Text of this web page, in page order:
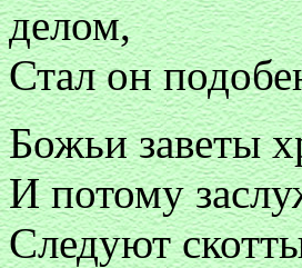
делом,
Стал он
Божьи заветы
И потому
Следуют